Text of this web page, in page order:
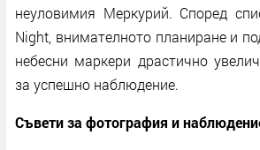
неуловимия Меркурий. Според
Night, внимателното планиране и
небесни маркери драстично
за успешно наблюдение.
Съвети за фотография и